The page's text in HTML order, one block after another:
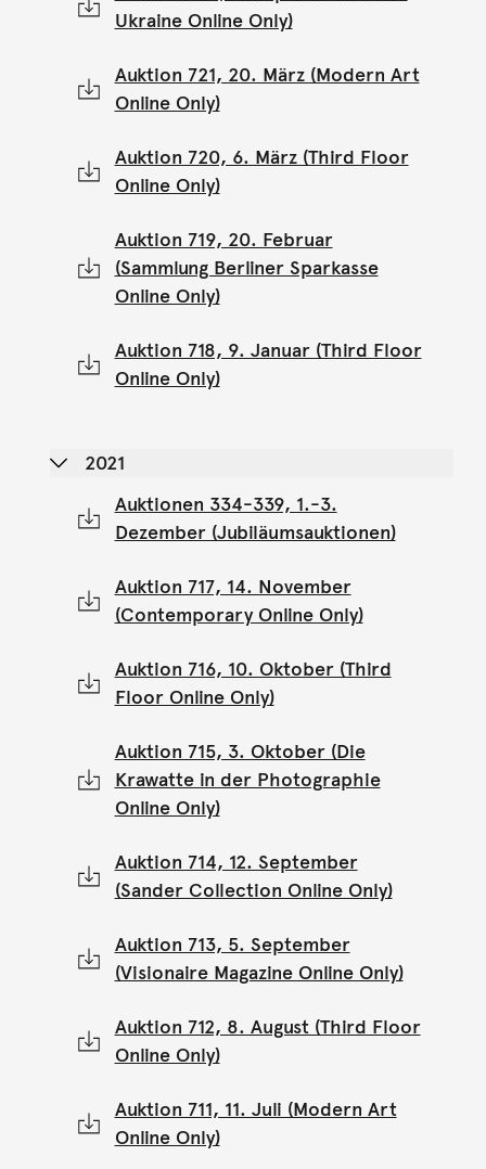
Ukraine Online Only)
Auktion 721, 20. März (Modern Art
Online Only)
Auktion 720, 6. März (Third Floor
Online Only)
Auktion 719, 20. Februar
(Sammlung Berliner Sparkasse
Online Only)
Auktion 718, 9. Januar (Third Floor
Online Only)
2021
Auktionen 334-339, 1.-3.
Dezember (Jubiläumsauktionen)
Auktion 717, 14. November
(Contemporary Online Only)
Auktion 716, 10. Oktober (Third
Floor Online Only)
Auktion 715, 3. Oktober (Die
Krawatte in der Photographie
Online Only)
Auktion 714, 12. September
(Sander Collection Online Only)
Auktion 713, 5. September
(Visionaire Magazine Online Only)
Auktion 712, 8. August (Third Floor
Online Only)
Auktion 711, 11. Juli (Modern Art
Online Only)